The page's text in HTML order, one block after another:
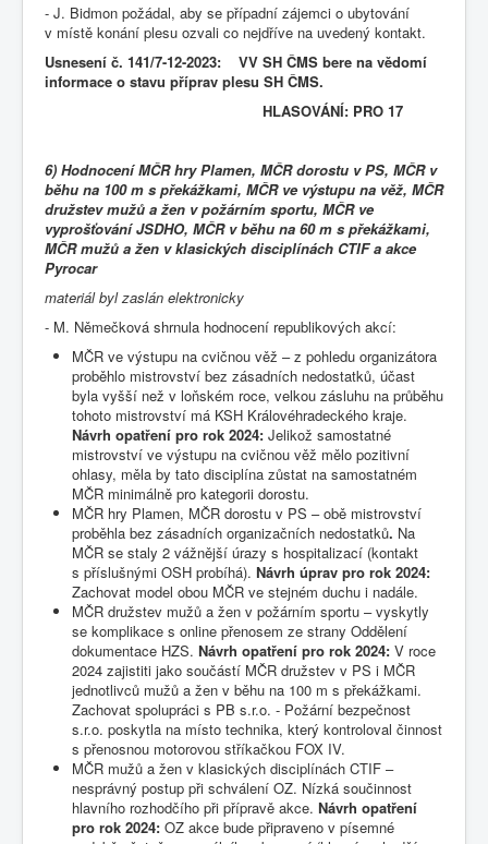
- J. Bidmon požádal, aby se případní zájemci o ubytování
v místě konání plesu ozvali co nejdříve na uvedený kontakt.
Usnesení č. 141/7-12-2023: VV SH ČMS bere na vědomí
informace o stavu příprav plesu SH ČMS.
HLASOVÁNÍ: PRO 17
6) Hodnocení MČR hry Plamen, MČR dorostu v PS, MČR v
běhu na 100 m s překážkami, MČR ve výstupu na věž, MČR
družstev mužů a žen v požárním sportu, MČR ve
vyprošťování JSDHO, MČR v běhu na 60 m s překážkami,
MČR mužů a žen v klasických disciplínách CTIF a akce
Pyrocar
materiál byl zaslán elektronicky
- M. Němečková shrnula hodnocení republikových akcí:
MČR ve výstupu na cvičnou věž – z pohledu organizátora
proběhlo mistrovství bez zásadních nedostatků, účast
byla vyšší než v loňském roce, velkou zásluhu na průběhu
tohoto mistrovství má KSH Královéhradeckého kraje.
Návrh opatření pro rok 2024: Jelikož samostatné
mistrovství ve výstupu na cvičnou věž mělo pozitivní
ohlasy, měla by tato disciplína zůstat na samostatném
MČR minimálně pro kategorii dorostu.
MČR hry Plamen, MČR dorostu v PS – obě mistrovství
proběhla bez zásadních organizačních nedostatků. Na
MČR se staly 2 vážnější úrazy s hospitalizací (kontakt
s příslušnými OSH probíhá). Návrh úprav pro rok 2024:
Zachovat model obou MČR ve stejném duchu i nadále.
MČR družstev mužů a žen v požárním sportu – vyskytly
se komplikace s online přenosem ze strany Oddělení
dokumentace HZS. Návrh opatření pro rok 2024: V roce
2024 zajistiti jako součástí MČR družstev v PS i MČR
jednotlivců mužů a žen v běhu na 100 m s překážkami.
Zachovat spolupráci s PB s.r.o. - Požární bezpečnost
s.r.o. poskytla na místo technika, který kontroloval činnost
s přenosnou motorovou stříkačkou FOX IV.
MČR mužů a žen v klasických disciplínách CTIF –
nesprávný postup při schválení OZ. Nízká součinnost
hlavního rozhodčího při přípravě akce. Návrh opatření
pro rok 2024: OZ akce bude připraveno v písemné